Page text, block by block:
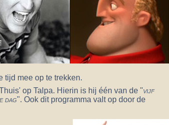
tijd mee op te trekken.
op Talpa. Hierin is hij één van de "vijf
dag". Ook dit programma valt op door de